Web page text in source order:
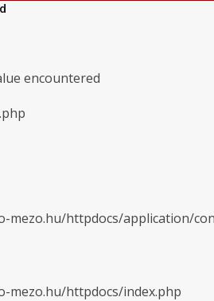
encountered
mezo.hu/httpdocs/application/
mezo.hu/httpdocs/index.php